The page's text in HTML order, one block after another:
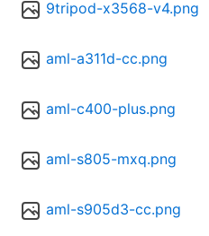
9tripod-x3568-v4.png
aml-a311d-cc.png
aml-c400-plus.png
aml-s805-mxq.png
aml-s905d3-cc.png